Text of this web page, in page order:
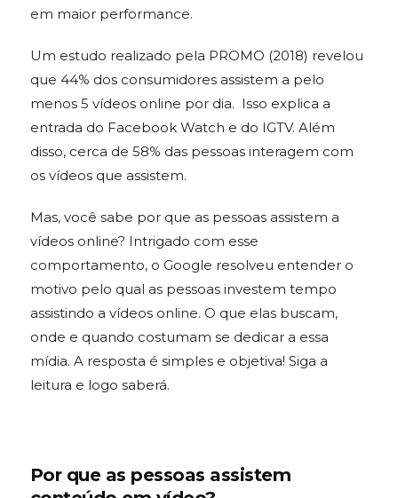
em maior performance.
Um estudo realizado pela PROMO (2018) revelou
que 44% dos consumidores assistem a pelo
menos 5 vídeos online por dia. Isso explica a
entrada do Facebook Watch e do IGTV. Além
disso, cerca de 58% das pessoas interagem com
os vídeos que assistem.
Mas, você sabe por que as pessoas assistem a
vídeos online? Intrigado com esse
comportamento, o Google resolveu entender o
motivo pelo qual as pessoas investem tempo
assistindo a vídeos online. O que elas buscam,
onde e quando costumam se dedicar a essa
mídia. A resposta é simples e objetiva! Siga a
leitura e logo saberá.
Por que as pessoas assistem